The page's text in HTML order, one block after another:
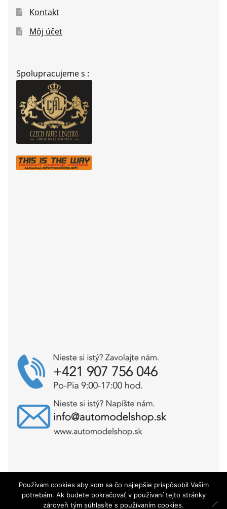
Kontakt
Môj účet
Spolupracujeme s :
Copyright © AutoModelShop.sk 2025
Používam cookies aby som sa čo najlepšie prispôsobil Vašim
potrebám. Ak budete pokračovať v používaní tejto stránky
zároveň tým súhlasíte s používaním cookies.